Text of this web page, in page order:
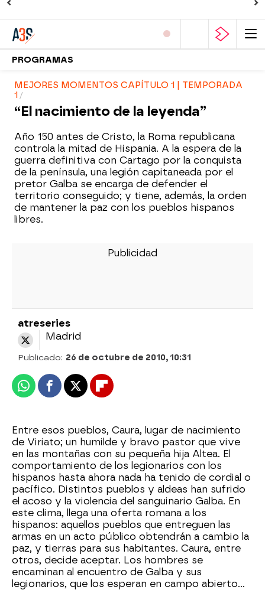
PROGRAMAS
MEJORES MOMENTOS CAPÍTULO 1 | TEMPORADA
1
“El nacimiento de la leyenda”
Año 150 antes de Cristo, la Roma republicana
controla la mitad de Hispania. A la espera de la
guerra definitiva con Cartago por la conquista
de la península, una legión capitaneada por el
pretor Galba se encarga de defender el
territorio conseguido; y tiene, además, la orden
de mantener la paz con los pueblos hispanos
libres.
atreseries
Madrid
Publicado: 26 de octubre de 2010, 10:31
WhatsappFacebook
X Flipboard
Entre esos pueblos, Caura, lugar de nacimiento
de Viriato; un humilde y bravo pastor que vive
en las montañas con su pequeña hija Altea. El
comportamiento de los legionarios con los
hispanos hasta ahora nada ha tenido de cordial o
pacífico. Distintos pueblos y aldeas han sufrido
el acoso y la violencia del sanguinario Galba. En
este clima, llega una oferta romana a los
hispanos: aquellos pueblos que entreguen las
armas en un acto público obtendrán a cambio la
paz, y tierras para sus habitantes. Caura, entre
otros, decide aceptar. Los hombres se
encaminan al encuentro de Galba y sus
legionarios, que los esperan en campo abierto...